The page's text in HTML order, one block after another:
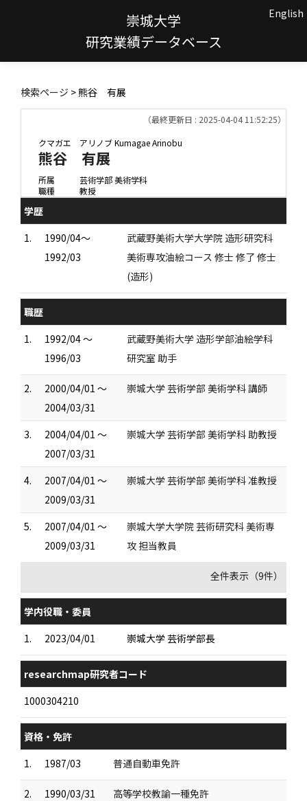
崇城大学
研究業績データベース
English
検索ページ > 熊谷 有展
（最終更新日 : 2025-04-04 11:52:25）
クマガエ アリノブKumagae Arinobu
熊谷 有展
所属
芸術学部 美術学科
職種
教授
学歴
1.
1990/04～
1992/03
武蔵野美術大学大学院 造形研究科
美術専攻油絵コース 修士 修了 修士
(造形)
職歴
1.
1992/04 ～
1996/03
武蔵野美術大学 造形学部油絵学科
研究室 助手
2.
2000/04/01 ～
2004/03/31
崇城大学 芸術学部 美術学科 講師
3.
2004/04/01 ～
2007/03/31
崇城大学 芸術学部 美術学科 助教授
4.
2007/04/01 ～
2009/03/31
崇城大学 芸術学部 美術学科 准教授
5.
2007/04/01 ～
2009/03/31
崇城大学大学院 芸術研究科 美術専
攻 担当教員
全件表示（9件）
学内役職・委員
1.
2023/04/01 崇城大学 芸術学部長
researchmap研究者コード
1000304210
資格・免許
1.
1987/03 普通自動車免許
2. 1990/03/31 高等学校教諭一種免許